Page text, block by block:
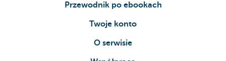
Przewodnik po ebookach
Twoje konto
O serwisie